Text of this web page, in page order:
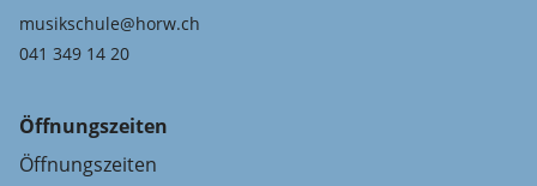
musikschule@horw.ch
041 349 14 20
Öffnungszeiten
Öffnungszeiten